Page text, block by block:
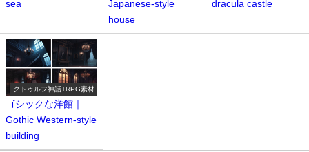
sea
Japanese-style
house
dracula castle
クトゥルフ神話TRPG素材
ゴシックな洋館｜
Gothic Western-style
building